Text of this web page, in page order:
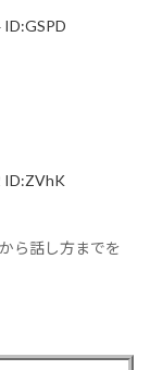
ID:ZVhK
ら話し方までを